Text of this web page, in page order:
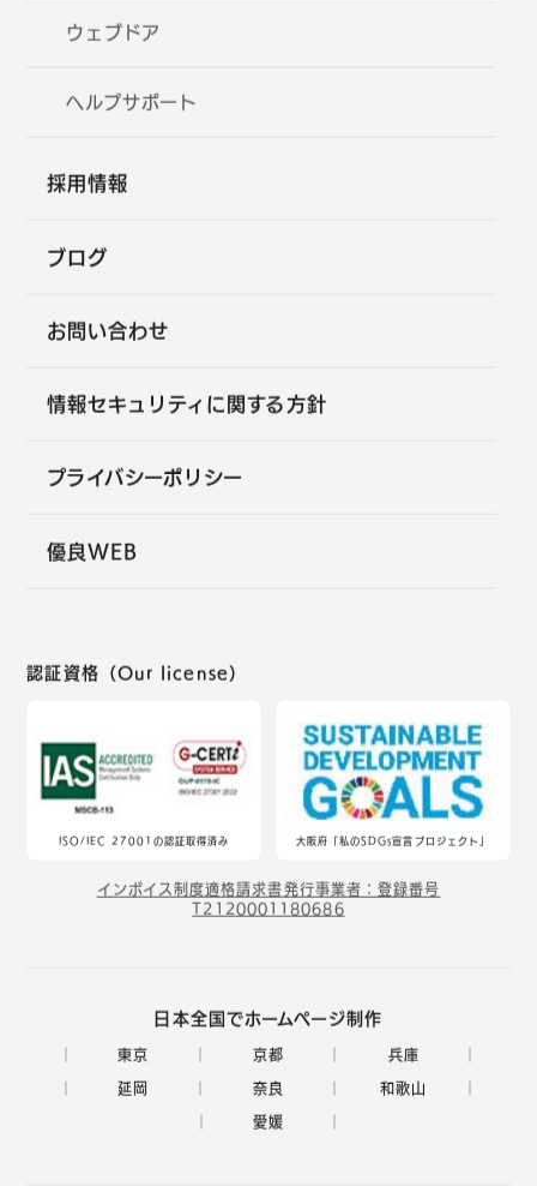
ウェブドア
ヘルプサポート
採用情報
ブログ
お問い合わせ
情報セキュリティに関する方針
プライバシーポリシー
優良WEB
認証資格（Our license）
ISO/IEC 27001の認証取得済み 大阪府「私のSDGs宣言プロジェクト」
インボイス制度適格請求書発行事業者：登録番号
T2120001180686
日本全国でホームページ制作
東京 京都 兵庫
延岡 奈良 和歌山
愛媛